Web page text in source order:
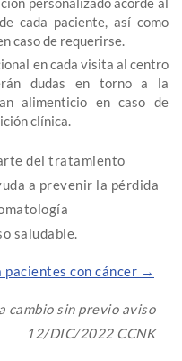
cada paciente, así como
caso de requerirse.
en cada visita al centro
dudas en torno a la
alimenticio en caso de
clínica.
del tratamiento
a prevenir la pérdida
saludable.
pacientes con cáncer →
cambio sin previo aviso
12/DIC/2022 CCNK